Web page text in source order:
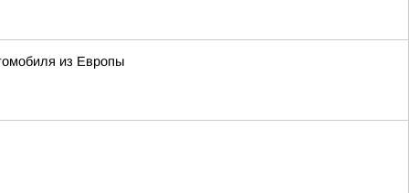
из Европы